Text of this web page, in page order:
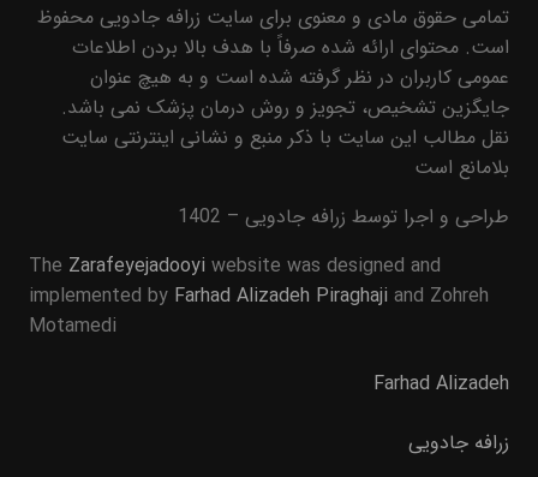
تمامی حقوق مادی و معنوی برای سایت زرافه جادویی محفوظ
است. محتوای ارائه شده صرفاً با هدف بالا بردن اطلاعات
عمومی کاربران در نظر گرفته شده است و به هیچ عنوان
جایگزین تشخیص، تجویز و روش درمان پزشک نمی باشد.
نقل مطالب این سایت با ذکر منبع و نشانی اینترنتی سایت
بلامانع است
طراحی و اجرا توسط زرافه جادویی – 1402
The Zarafeyejadooyi website was designed and
implemented by Farhad Alizadeh Piraghaji and Zohreh
Motamedi
Farhad Alizadeh
زرافه جادویی